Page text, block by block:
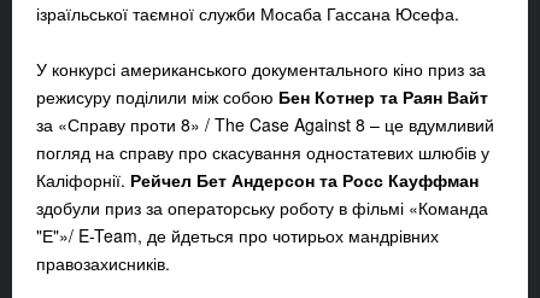
ізраїльської таємної служби Мосаба Гассана Юсефа.
У конкурсі американського документального кіно приз за
режисуру поділили між собою Бен Котнер та Раян Вайт
за «Справу проти 8» / The Case Against 8 – це вдумливий
погляд на справу про скасування одностатевих шлюбів у
Каліфорнії. Рейчел Бет Андерсон та Росс Кауффман
здобули приз за операторську роботу в фільмі «Команда
"Е"»/ E-Team, де йдеться про чотирьох мандрівних
правозахисників.